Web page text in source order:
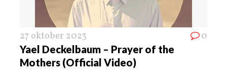
27 oktober 2023 0
Yael Deckelbaum – Prayer of the
Mothers (Official Video)